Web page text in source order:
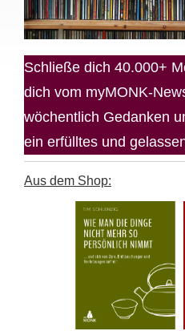
Schließe dich 40.000+
dich vom myMONK-
wöchentlich Gedanken
ein erfülltes und
Aus dem Shop: